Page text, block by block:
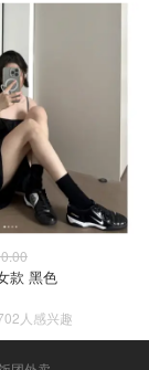
款 黑色
人感兴趣